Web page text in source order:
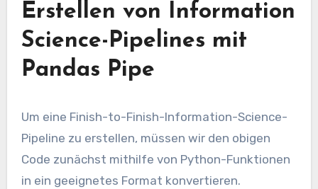
Erstellen von Information
Science-Pipelines mit
Pandas Pipe
Um eine Finish-to-Finish-Information-Science-
Pipeline zu erstellen, müssen wir den obigen
Code zunächst mithilfe von Python-Funktionen
in ein geeignetes Format konvertieren.